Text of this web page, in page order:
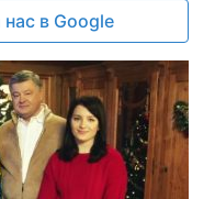
нас в Google